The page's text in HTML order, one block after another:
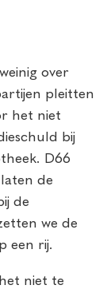
over
pleitten
het niet
bij
D66
de
de
we de
een rij.
niet te